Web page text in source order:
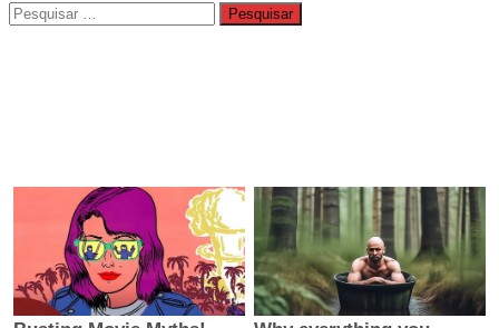
Pesquisar
por: